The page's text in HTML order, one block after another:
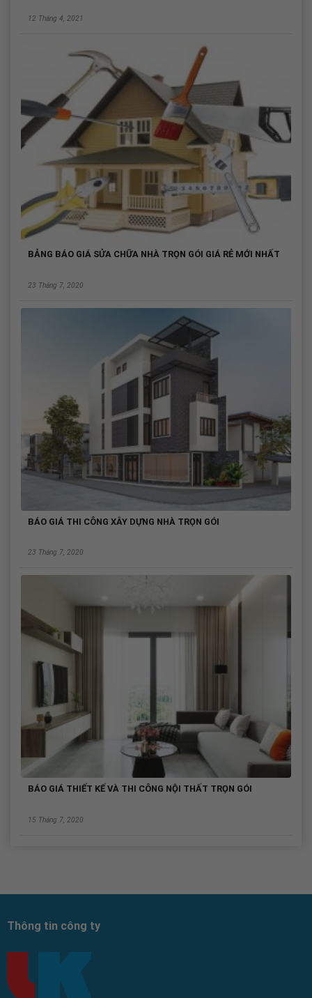
12 Tháng 4, 2021
BẢNG BÁO GIÁ SỬA CHỮA NHÀ TRỌN GÓI GIÁ RẺ MỚI NHẤT
23 Tháng 7, 2020
BÁO GIÁ THI CÔNG XÂY DỰNG NHÀ TRỌN GÓI
23 Tháng 7, 2020
BÁO GIÁ THIẾT KẾ VÀ THI CÔNG NỘI THẤT TRỌN GÓI
15 Tháng 7, 2020
Thông tin công ty